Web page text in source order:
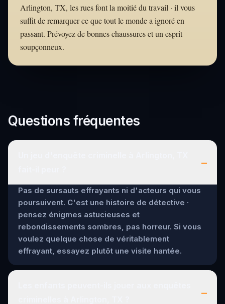
Arlington, TX, les rues font la moitié du travail · il vous
suffit de remarquer ce que tout le monde a ignoré en
passant. Prévoyez de bonnes chaussures et un esprit
soupçonneux.
Questions fréquentes
–
Pas de sursauts effrayants ni d'acteurs qui vous
poursuivent. C'est une histoire de détective ·
pensez énigmes astucieuses et
rebondissements sombres, pas horreur. Si vous
voulez quelque chose de véritablement
effrayant, essayez plutôt une visite hantée.
–